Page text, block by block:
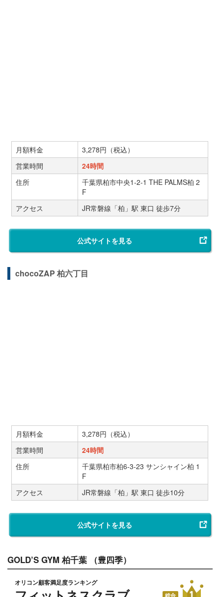
月額料金
3,278円（税込）
営業時間
24時間
住所
千葉県柏市中央1-2-1 THE PALMS柏 2
F
アクセス
JR常磐線「柏」駅 東口 徒歩7分
公式サイトを見る
chocoZAP 柏六丁目
月額料金
3,278円（税込）
営業時間
24時間
住所
千葉県柏市柏6-3-23 サンシャイン柏 1
F
アクセス
JR常磐線「柏」駅 東口 徒歩10分
公式サイトを見る
GOLD’S GYM 柏千葉 （豊四季）
オリコン顧客満足度ランキング
総合